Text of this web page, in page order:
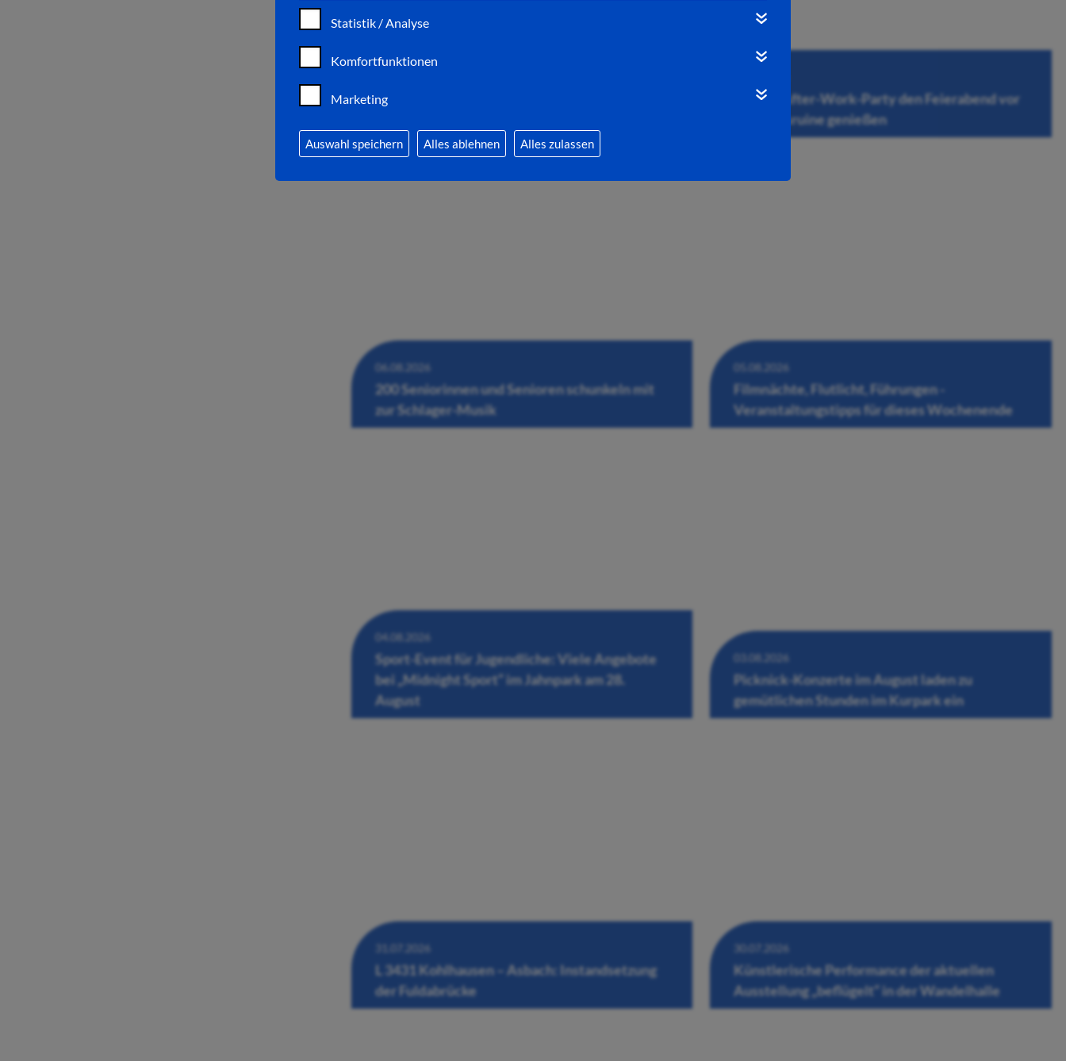
Statistik / Analyse
Komfortfunktionen
Marketing
Auswahl speichern Alles ablehnen Alles zulassen
Feuerwehr, reiten, Kanufahren und mehr bei
Bei der After-Work-Party den Feierabend vor
der Stiftsruine genießen
06.08.2026
200 Seniorinnen und Senioren schunkeln mit
zur Schlager-Musik
05.08.2026
Filmnächte, Flutlicht, Führungen -
Veranstaltungstipps für dieses Wochenende
04.08.2026
Sport-Event für Jugendliche: Viele Angebote
bei „Midnight Sport“ im Jahnpark am 28.
August
03.08.2026
Picknick-Konzerte im August laden zu
gemütlichen Stunden im Kurpark ein
31.07.2026
L 3431 Kohlhausen – Asbach: Instandsetzung
der Fuldabrücke
30.07.2026
Künstlerische Performance der aktuellen
Ausstellung „beflügelt“ in der Wandelhalle